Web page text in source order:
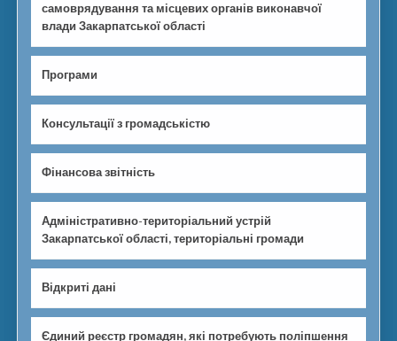
самоврядування та місцевих органів виконавчої
влади Закарпатської області
Програми
Консультації з громадськістю
Фінансова звітність
Адміністративно-територіальний устрій
Закарпатської області, територіальні громади
Відкриті дані
Єдиний реєстр громадян, які потребують поліпшення